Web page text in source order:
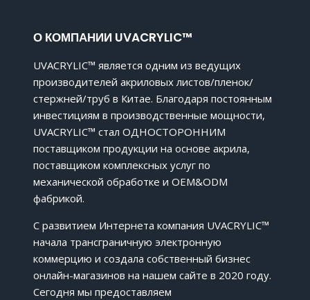
О КОМПАНИИ UVACRYLIC™
UVACRYLIC™ является одним из ведущих
производителей акриловых листов/пленок/
стержней/труб в Китае. Благодаря постоянным
инвестициям в производственные мощности,
UVACRYLIC™ стал ОДНОСТОРОННИМ
поставщиком продукции на основе акрила,
поставщиком комплексных услуг по
механической обработке и OEM&ODM
фабрикой.
С развитием Интернета компания UVACRYLIC™
начала трансграничную электронную
коммерцию и создала собственный бизнес
онлайн-магазинов на нашем сайте в 2020 году.
Сегодня мы предоставляем